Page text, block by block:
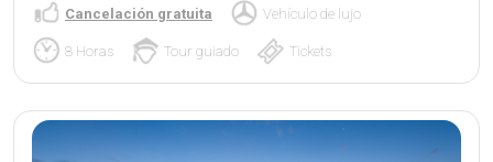
Cancelación gratuita Vehículo de lujo
8 Horas Tour guiado Tickets